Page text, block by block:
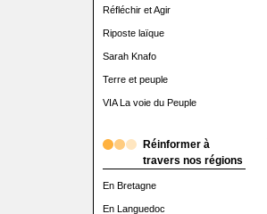
Réfléchir et Agir
Riposte laïque
Sarah Knafo
Terre et peuple
VIA La voie du Peuple
Réinformer à
travers nos régions
En Bretagne
En Languedoc